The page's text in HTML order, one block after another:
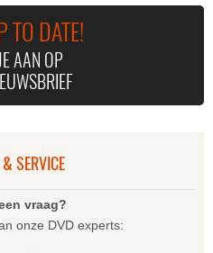
OF
TO DATE!
AAN OP
SERVICE
vraag?
onze DVD experts: